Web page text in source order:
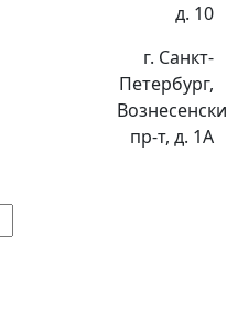
д. 10
г. Санкт-
Петербург,
пр-т, д. 1А